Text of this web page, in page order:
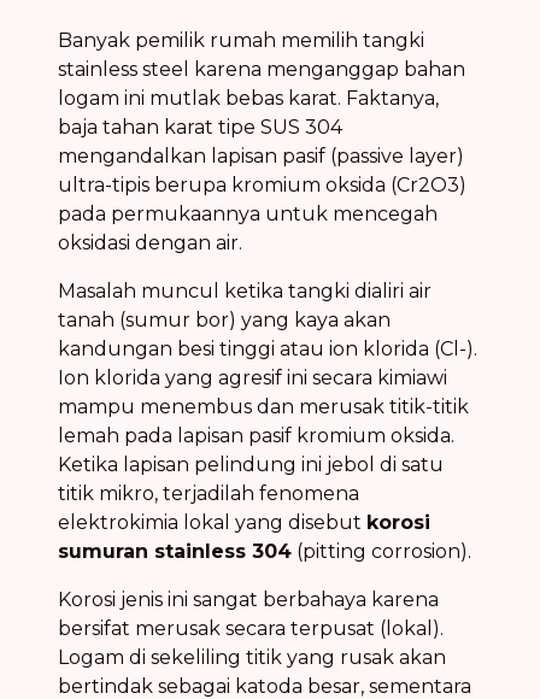
Banyak pemilik rumah memilih tangki
stainless steel karena menganggap bahan
logam ini mutlak bebas karat. Faktanya,
baja tahan karat tipe SUS 304
mengandalkan lapisan pasif (passive layer)
ultra-tipis berupa kromium oksida (Cr2O3)
pada permukaannya untuk mencegah
oksidasi dengan air.
Masalah muncul ketika tangki dialiri air
tanah (sumur bor) yang kaya akan
kandungan besi tinggi atau ion klorida (Cl-).
Ion klorida yang agresif ini secara kimiawi
mampu menembus dan merusak titik-titik
lemah pada lapisan pasif kromium oksida.
Ketika lapisan pelindung ini jebol di satu
titik mikro, terjadilah fenomena
elektrokimia lokal yang disebut korosi
sumuran stainless 304 (pitting corrosion).
Korosi jenis ini sangat berbahaya karena
bersifat merusak secara terpusat (lokal).
Logam di sekeliling titik yang rusak akan
bertindak sebagai katoda besar, sementara